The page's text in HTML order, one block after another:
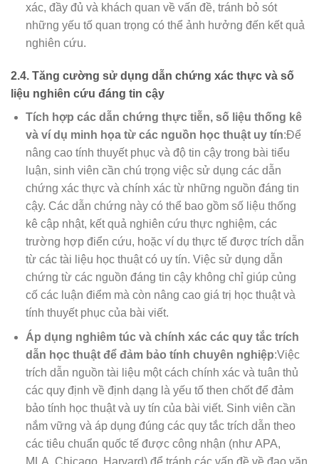
xác, đầy đủ và khách quan về vấn đề, tránh bỏ sót
những yếu tố quan trọng có thể ảnh hưởng đến kết quả
nghiên cứu.
2.4. Tăng cường sử dụng dẫn chứng xác thực và số
liệu nghiên cứu đáng tin cậy
Tích hợp các dẫn chứng thực tiễn, số liệu thống kê
và ví dụ minh họa từ các nguồn học thuật uy tín:Để
nâng cao tính thuyết phục và độ tin cậy trong bài tiểu
luận, sinh viên cần chú trọng việc sử dụng các dẫn
chứng xác thực và chính xác từ những nguồn đáng tin
cậy. Các dẫn chứng này có thể bao gồm số liệu thống
kê cập nhật, kết quả nghiên cứu thực nghiệm, các
trường hợp điển cứu, hoặc ví dụ thực tế được trích dẫn
từ các tài liệu học thuật có uy tín. Việc sử dụng dẫn
chứng từ các nguồn đáng tin cậy không chỉ giúp củng
cố các luận điểm mà còn nâng cao giá trị học thuật và
tính thuyết phục của bài viết.
Áp dụng nghiêm túc và chính xác các quy tắc trích
dẫn học thuật để đảm bảo tính chuyên nghiệp:Việc
trích dẫn nguồn tài liệu một cách chính xác và tuân thủ
các quy định về định dạng là yếu tố then chốt để đảm
bảo tính học thuật và uy tín của bài viết. Sinh viên cần
nắm vững và áp dụng đúng các quy tắc trích dẫn theo
các tiêu chuẩn quốc tế được công nhận (như APA,